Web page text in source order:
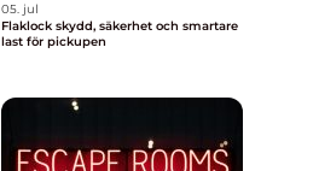
05. jul
Flaklock skydd, säkerhet och smartare
last för pickupen